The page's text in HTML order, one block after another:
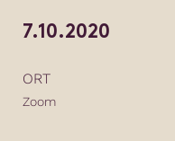
7.10.2020
ORT
Zoom